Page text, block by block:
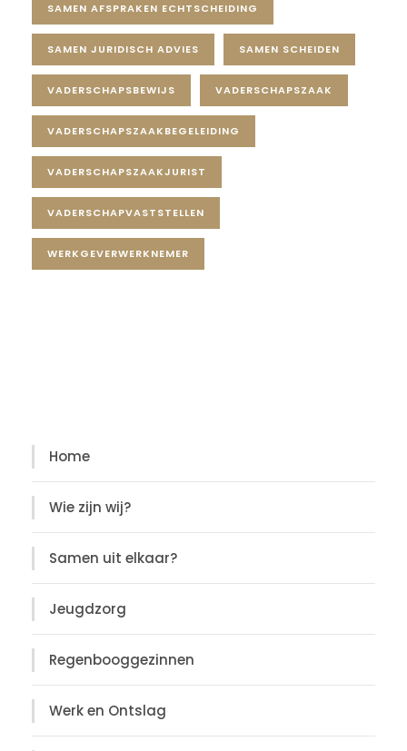
SAMEN AFSPRAKEN ECHTSCHEIDING
SAMEN JURIDISCH ADVIES SAMEN SCHEIDEN
VADERSCHAPSBEWIJS VADERSCHAPSZAAK
VADERSCHAPSZAAKBEGELEIDING
VADERSCHAPSZAAKJURIST
VADERSCHAPVASTSTELLEN
WERKGEVERWERKNEMER
Home
Wie zijn wij?
Samen uit elkaar?
Jeugdzorg
Regenbooggezinnen
Werk en Ontslag